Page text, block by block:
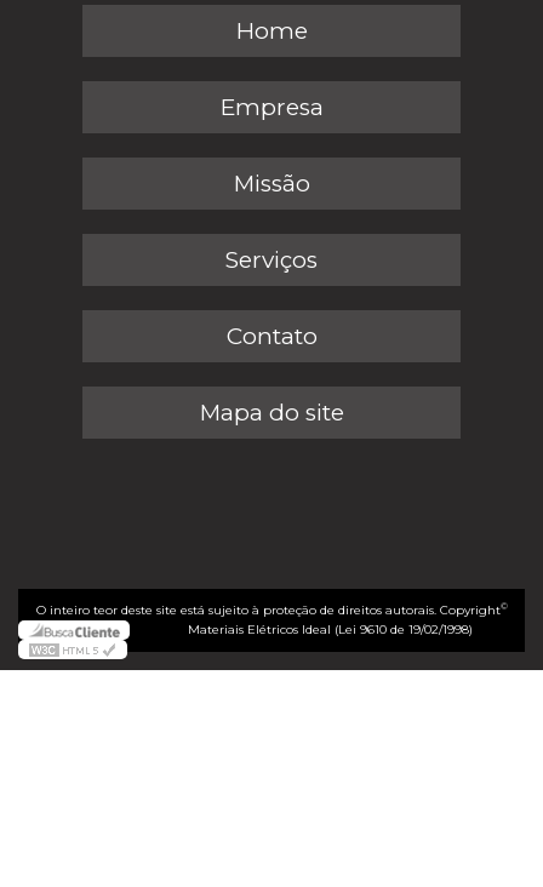
Home
Empresa
Missão
Serviços
Contato
Mapa do site
O inteiro teor deste site está sujeito à proteção de direitos autorais. Copyright©
Materiais Elétricos Ideal (Lei 9610 de 19/02/1998)